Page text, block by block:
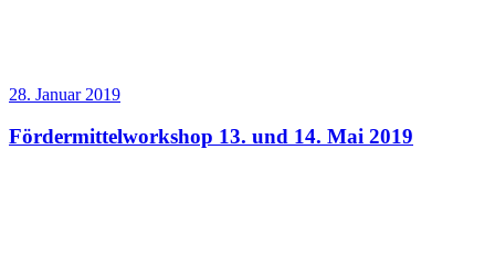
28. Januar 2019
Fördermittelworkshop 13. und 14. Mai 2019